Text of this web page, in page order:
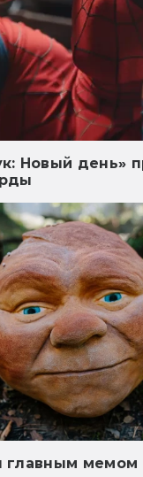
Новый день»
главным мемом